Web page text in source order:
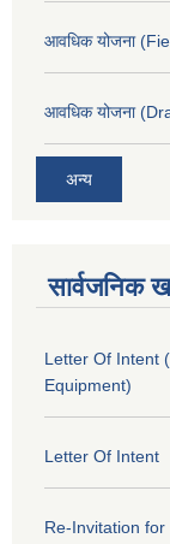
आवधिक योजना
आवधिक योजना
अन्य
सार्वजनिक
Letter Of Intent
Equipment)
Letter Of Intent
Re-Invitation